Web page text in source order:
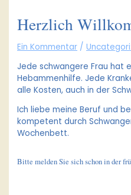
Herzlich
Ein Kommentar /
Jede schwangere Frau hat
Hebammenhilfe. Jede
alle Kosten, auch in der
Ich liebe meine Beruf und
kompetent durch
Wochenbett.
Bitte melden Sie sich schon in der